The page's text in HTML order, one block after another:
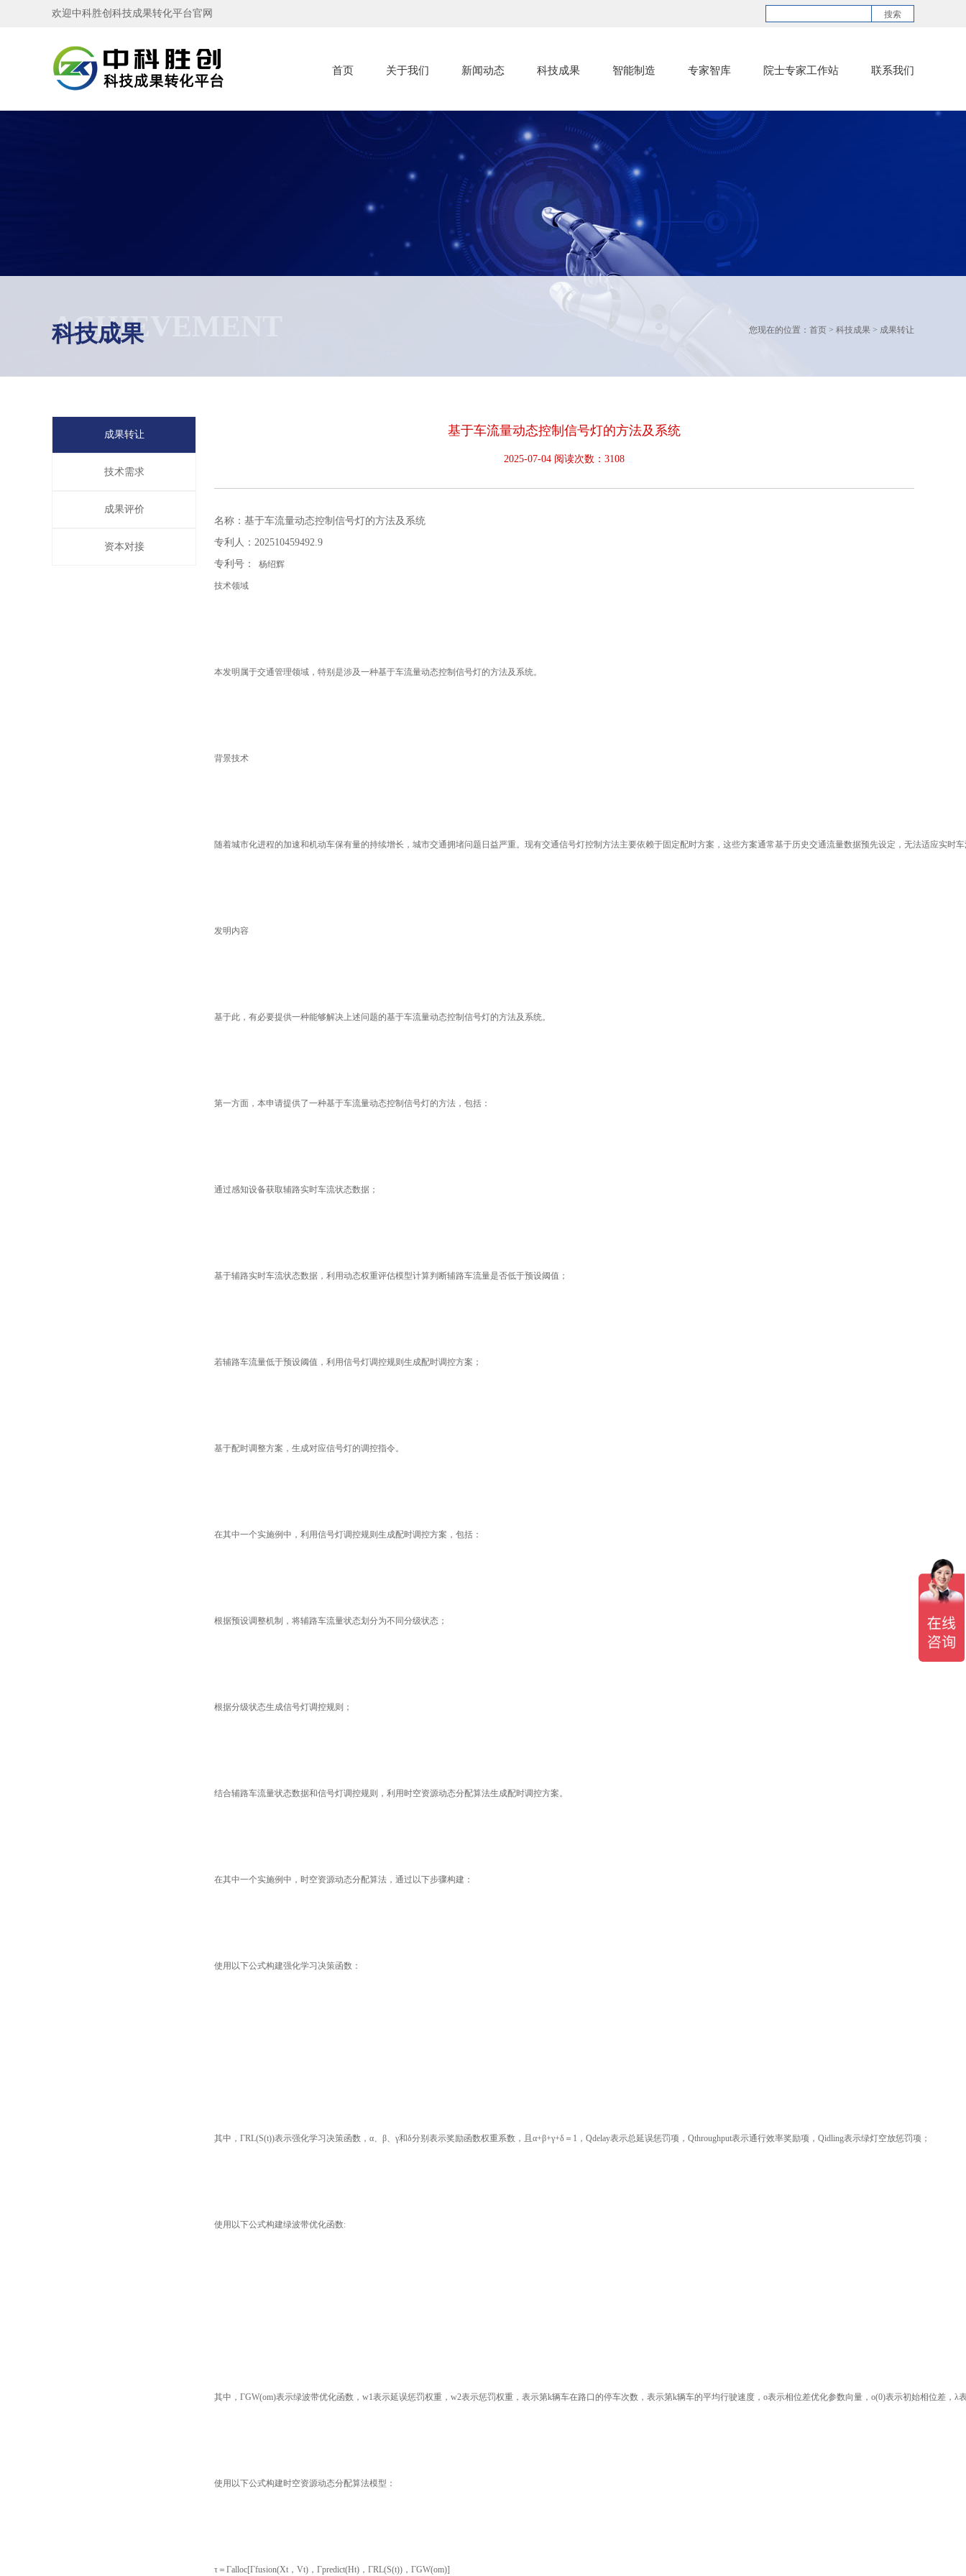
欢迎中科胜创科技成果转化平台官网
首页 关于我们 新闻动态 科技成果 智能制造 专家智库 院士专家工作站 联系我们
ACHIEVEMENT
科技成果 您现在的位置：首页 > 科技成果 > 成果转让
成果转让
技术需求
成果评价
资本对接
基于车流量动态控制信号灯的方法及系统
2025-07-04 阅读次数：3108
名称：基于车流量动态控制信号灯的方法及系统
专利人：202510459492.9
专利号：
杨绍辉
技术领域
本发明属于交通管理领域，特别是涉及一种基于车流量动态控制信号灯的方法及系统。
背景技术
随着城市化进程的加速和机动车保有量的持续增长，城市交通拥堵问题日益严重。现有交通信号灯控制方法主要依赖于固定配时方案，这些方案通常基于历史交通流量数据预先设定，无法适应
发明内容
基于此，有必要提供一种能够解决上述问题的基于车流量动态控制信号灯的方法及系统。
第一方面，本申请提供了一种基于车流量动态控制信号灯的方法，包括：
通过感知设备获取辅路实时车流状态数据；
基于辅路实时车流状态数据，利用动态权重评估模型计算判断辅路车流量是否低于预设阈值；
若辅路车流量低于预设阈值，利用信号灯调控规则生成配时调控方案；
基于配时调整方案，生成对应信号灯的调控指令。
在其中一个实施例中，利用信号灯调控规则生成配时调控方案，包括：
根据预设调整机制，将辅路车流量状态划分为不同分级状态；
根据分级状态生成信号灯调控规则；
结合辅路车流量状态数据和信号灯调控规则，利用时空资源动态分配算法生成配时调控方案。
在其中一个实施例中，时空资源动态分配算法，通过以下步骤构建：
使用以下公式构建强化学习决策函数：
其中，ΓRL(S(t))表示强化学习决策函数，α、β、γ和δ分别表示奖励函数权重系数，且α+β+γ+δ＝1，Qdelay表示总延误惩罚项，Qthroughput表示通行效率奖励项，Qidling表示绿灯空放惩罚项；
使用以下公式构建绿波带优化函数:
其中，ΓGW(om)表示绿波带优化函数，w1表示延误惩罚权重，w2表示惩罚权重，表示第k辆车在路口的停车次数，表示第k辆车的平均行驶速度，o表示相位差优化参数向量，o(0)表示初始相位差，λ
使用以下公式构建时空资源动态分配算法模型：
τ＝Γalloc[Γfusion(Xt，Vt)，Γpredict(Ht)，ΓRL(S(t))，ΓGW(om)]